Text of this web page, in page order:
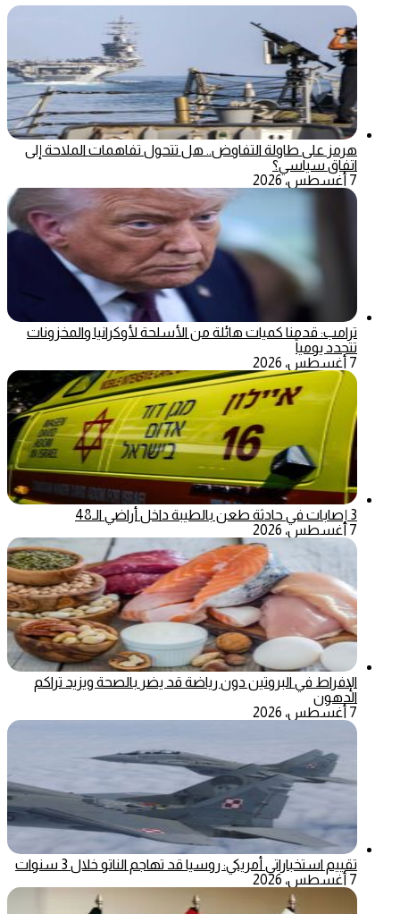
هرمز على طاولة التفاوض.. هل تتحول تفاهمات الملاحة إلى
اتفاق سياسي؟
7 أغسطس، 2026
ترامب: قدمنا كميات هائلة من الأسلحة لأوكرانيا والمخزونات
تتجدد يومياً
7 أغسطس، 2026
3 إصابات في حادثة طعن بالطيبة داخل أراضي الـ48
7 أغسطس، 2026
الإفراط في البروتين دون رياضة قد يضر بالصحة ويزيد تراكم
الدهون
7 أغسطس، 2026
تقييم استخباراتي أمريكي: روسيا قد تهاجم الناتو خلال 3 سنوات
7 أغسطس، 2026